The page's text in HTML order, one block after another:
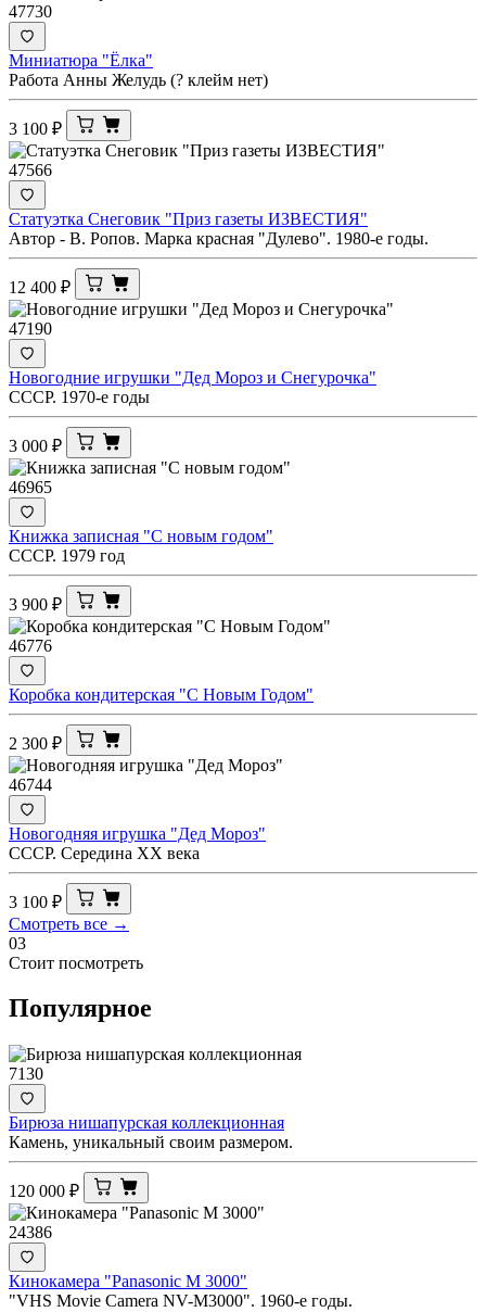
47730
Миниатюра "Ёлка"
Работа Анны Желудь (? клейм нет)
3 100 ₽
47566
Статуэтка Снеговик "Приз газеты ИЗВЕСТИЯ"
Автор - В. Ропов. Марка красная "Дулево". 1980-е годы.
12 400 ₽
47190
Новогодние игрушки "Дед Мороз и Снегурочка"
СССР. 1970-е годы
3 000 ₽
46965
Книжка записная "С новым годом"
СССР. 1979 год
3 900 ₽
46776
Коробка кондитерская "С Новым Годом"
2 300 ₽
46744
Новогодняя игрушка "Дед Мороз"
СССР. Середина ХХ века
3 100 ₽
Смотреть все →
03
Стоит посмотреть
Популярное
7130
Бирюза нишапурская коллекционная
Камень, уникальный своим размером.
120 000 ₽
24386
Кинокамера "Panasonic M 3000"
"VHS Movie Camera NV-M3000". 1960-е годы.